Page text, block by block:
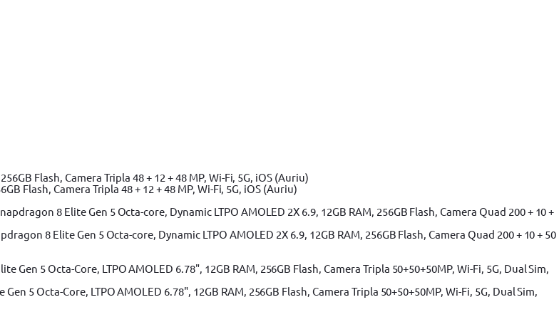
Flash, Camera Tripla 48 + 12 + 48 MP, Wi-Fi, 5G, iOS (Auriu)
8 Elite Gen 5 Octa-core, Dynamic LTPO AMOLED 2X 6.9, 12GB RAM, 256GB Flash, Camera Quad 200 + 10 + 50
5 Octa-Core, LTPO AMOLED 6.78", 12GB RAM, 256GB Flash, Camera Tripla 50+50+50MP, Wi-Fi, 5G, Dual Sim,